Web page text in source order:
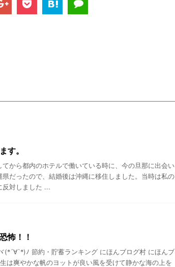
す。
から都内のホテルで働いている時に、今の旦那に出会い
だったので、結婚後は沖縄に移住しました。当時は私の
反対しました ...
怖！！
(*´∀`*)ﾉ 節約・貯蓄ランキング にほんブログ村 にほんブ
は爽やかな帆のヨットが良い風を受けて静かな海の上を